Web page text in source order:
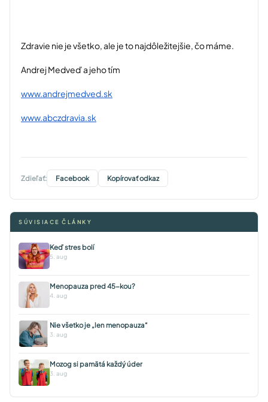
Zdravie nie je všetko, ale je to najdôležitejšie, čo máme.
Andrej Medveď a jeho tím
www.andrejmedved.sk
www.abczdravia.sk
Zdieľať: Facebook Kopírovať odkaz
SÚVISIACE ČLÁNKY
Keď stres bolí
5. aug
Menopauza pred 45-kou?
4. aug
Nie všetko je „len menopauza“
3. aug
Mozog si pamätá každý úder
3. aug